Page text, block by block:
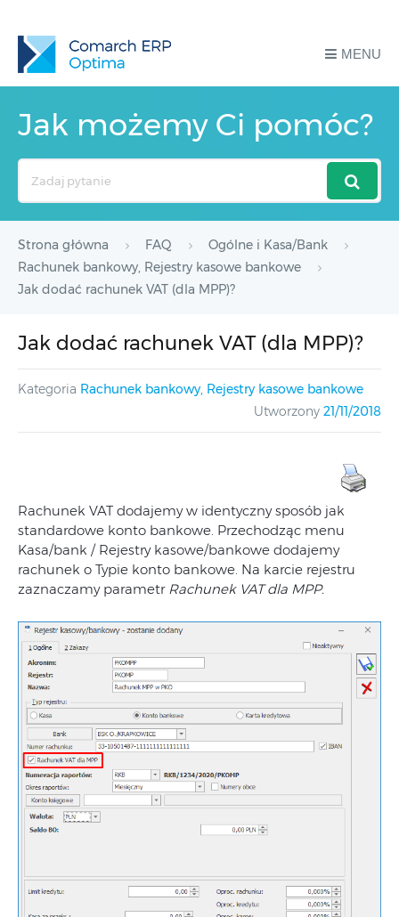
MENU
Jak możemy Ci pomóc?
Strona główna FAQ
Ogólne i Kasa/Bank
Rachunek bankowy, Rejestry kasowe bankowe
Jak dodać rachunek VAT (dla MPP)?
Jak dodać rachunek VAT (dla MPP)?
Kategoria Rachunek bankowy, Rejestry kasowe bankowe
Utworzony 21/11/2018
Rachunek VAT dodajemy w identyczny sposób jak
standardowe konto bankowe. Przechodząc menu
Kasa/bank / Rejestry kasowe/bankowe dodajemy
rachunek o Typie konto bankowe. Na karcie rejestru
zaznaczamy parametr Rachunek VAT dla MPP.